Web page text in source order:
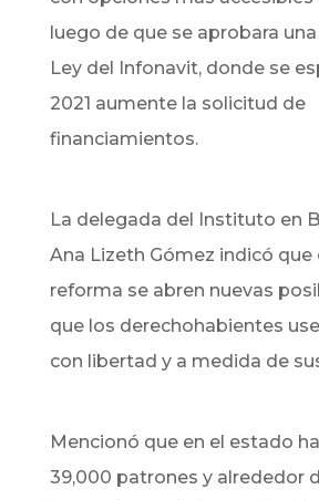
luego de que se aprobara
Ley del Infonavit, donde se
2021 aumente la solicitud de
financiamientos.
La delegada del Instituto en
Ana Lizeth Gómez indicó que
reforma se abren nuevas
que los derechohabientes
con libertad y a medida de
Mencionó que en el estado
39,000 patrones y alrededor